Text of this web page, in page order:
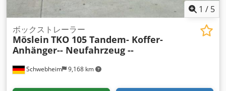
1 / 5
Schwebheim 9,168 km
ボックストレーラー
Möslein TKO 105 Tandem- Koffer-
Anhänger-- Neufahrzeug --